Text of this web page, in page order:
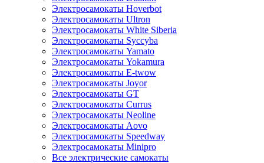
Электросамокаты Hoverbot
Электросамокаты Ultron
Электросамокаты White Siberia
Электросамокаты Syccyba
Электросамокаты Yamato
Электросамокаты Yokamura
Электросамокаты E-twow
Электросамокаты Joyor
Электросамокаты GT
Электросамокаты Currus
Электросамокаты Neoline
Электросамокаты Aovo
Электросамокаты Speedway
Электросамокаты Minipro
Все электрические самокаты